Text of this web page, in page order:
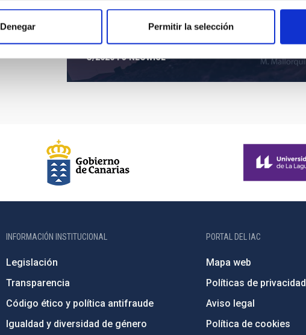
Denegar Permitir la selección
C/2020 F3 NEOWISE
INFORMACIÓN INSTITUCIONAL
Legislación
Transparencia
Código ético y política antifraude
Igualdad y diversidad de género
PORTAL DEL IAC
Mapa web
Políticas de privacidad
Aviso legal
Política de cookies